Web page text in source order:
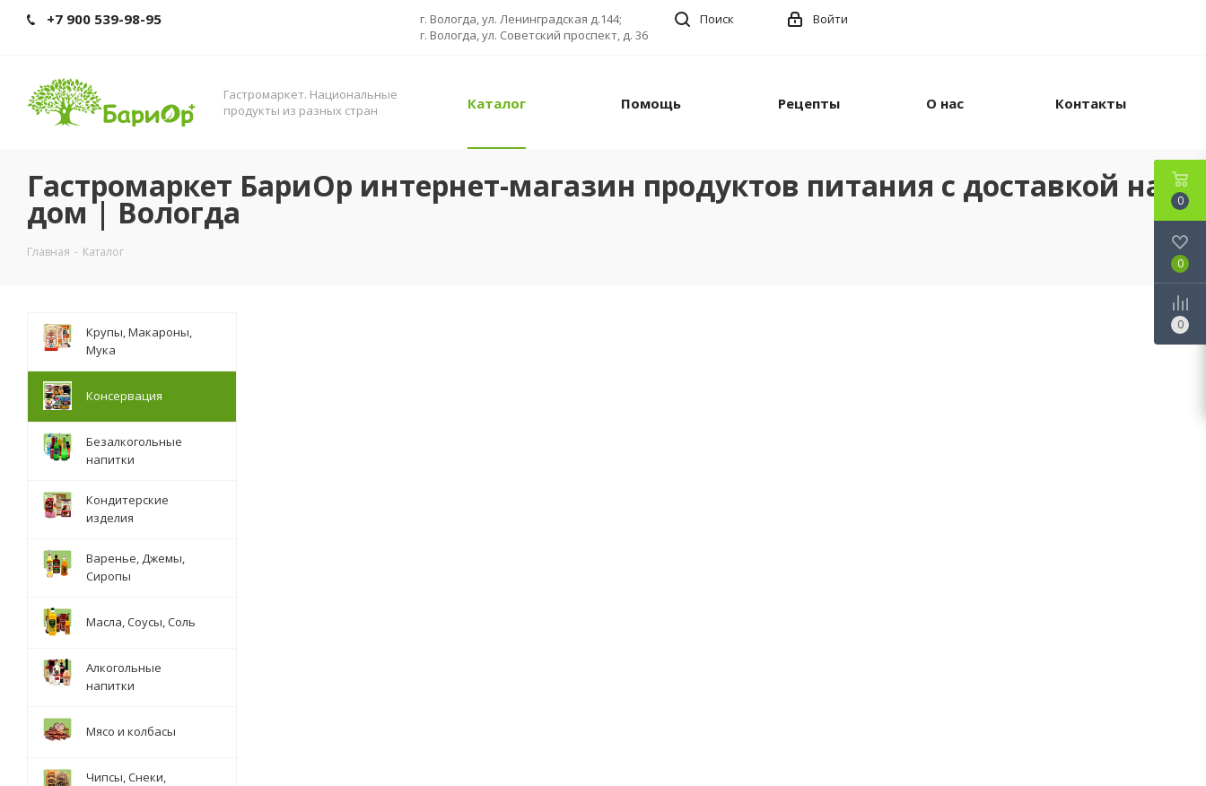
+7 900 539-98-95
г. Вологда, ул. Ленинградская д.144;
г. Вологда, ул. Советский проспект, д. 36
Поиск Войти
Гастромаркет. Нациoнальные
прoдукты из разных стран
Каталог Помощь Рецепты О нас Контакты
Гастромаркет БариОр интернет-магазин продуктов питания с доставкой на
дом | Вологда
Главная - Каталог
Крупы, Макароны,
Мука
Консервация
Безалкогольные
напитки
Кондитерские
изделия
Варенье, Джемы,
Сиропы
Масла, Соусы, Соль
Алкогольные
напитки
Мясо и колбасы
Чипсы, Снеки,
0
0
0